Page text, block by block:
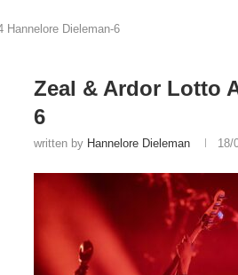
Hannelore Dieleman-6
Zeal & Ardor Lotto
6
written by Hannelore Dieleman 18/